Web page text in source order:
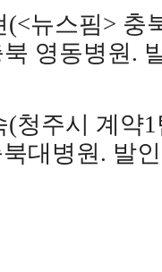
뉴스핌> 충
영동병원.
주시 계약1
대병원. 발